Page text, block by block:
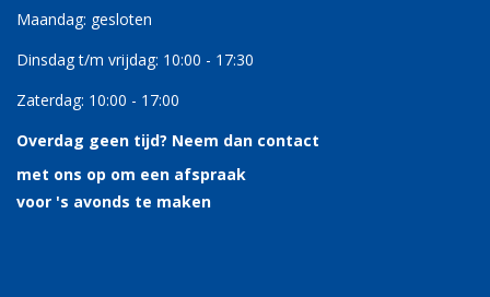
Maandag: gesloten
Dinsdag t/m vrijdag: 10:00 - 17:30
Zaterdag: 10:00 - 17:00
Overdag geen tijd? Neem dan contact
met ons op om een afspraak
voor 's avonds te maken